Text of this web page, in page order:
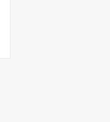
voor de verlossing
Militairy Connect App